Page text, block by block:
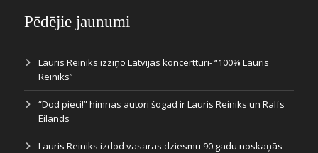
Pēdējie jaunumi
Lauris Reiniks izziņo Latvijas koncerttūri- “100% Lauris
Reiniks”
“Dod pieci!” himnas autori šogad ir Lauris Reiniks un Ralfs
Eilands
Lauris Reiniks izdod vasaras dziesmu 90.gadu noskaņās